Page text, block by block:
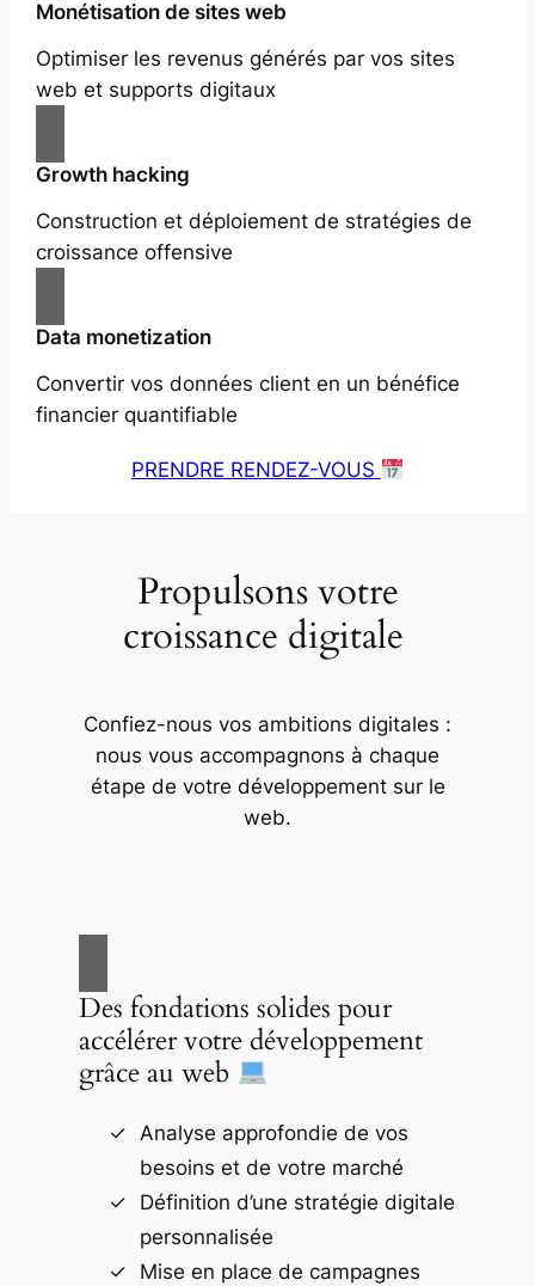
Monétisation de sites web
Optimiser les revenus générés par vos sites
web et supports digitaux
Growth hacking
Construction et déploiement de stratégies de
croissance offensive
Data monetization
Convertir vos données client en un bénéfice
financier quantifiable
PRENDRE RENDEZ-VOUS
Propulsons votre
croissance digitale
Confiez-nous vos ambitions digitales :
nous vous accompagnons à chaque
étape de votre développement sur le
web.
Des fondations solides pour
accélérer votre développement
grâce au web
Analyse approfondie de vos
besoins et de votre marché
Définition d’une stratégie digitale
personnalisée
Mise en place de campagnes